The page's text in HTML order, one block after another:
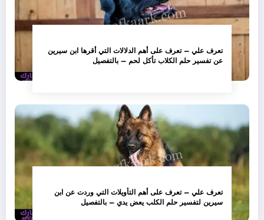
تعرف علي – تعرف على أهم الدلالات التي أقرها ابن سيرين
عن تفسير حلم الكلاب تأكل لحم – بالتفصيل
تعرف علي – تعرف على أهم التأويلات التي وردت عن ابن
سيرين لتفسير حلم الكلب يعض يدي – بالتفصيل